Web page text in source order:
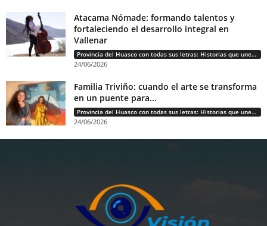
Atacama Nómade: formando talentos y
fortaleciendo el desarrollo integral en
Vallenar
Provincia del Huasco con todas sus letras: Historias que unen cultura, diversidad e identidad
24/06/2026
Familia Triviño: cuando el arte se transforma
en un puente para...
Provincia del Huasco con todas sus letras: Historias que unen cultura, diversidad e identidad
24/06/2026